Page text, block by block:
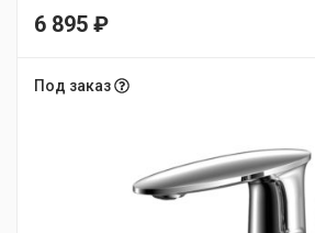
6 895 ₽
Под заказ